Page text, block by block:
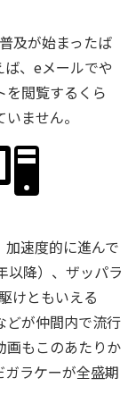
及が始まったば
、eメールでや
を閲覧するくら
ません。
速度的に進んで
以降）、ザッパラ
けともいえる
どが仲間内で流行
画もこのあたりか
ラケーが全盛期